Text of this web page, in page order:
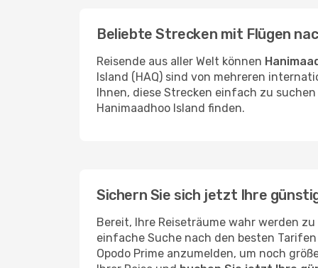
Beliebte Strecken mit Flügen
Reisende aus aller Welt können
Island (HAQ) sind von mehreren
Ihnen, diese Strecken einfach zu
Hanimaadhoo Island finden.
Sichern Sie sich jetzt Ihre
Bereit, Ihre Reiseträume wahr werden
einfache Suche nach den besten
Opodo Prime anzumelden, um noch